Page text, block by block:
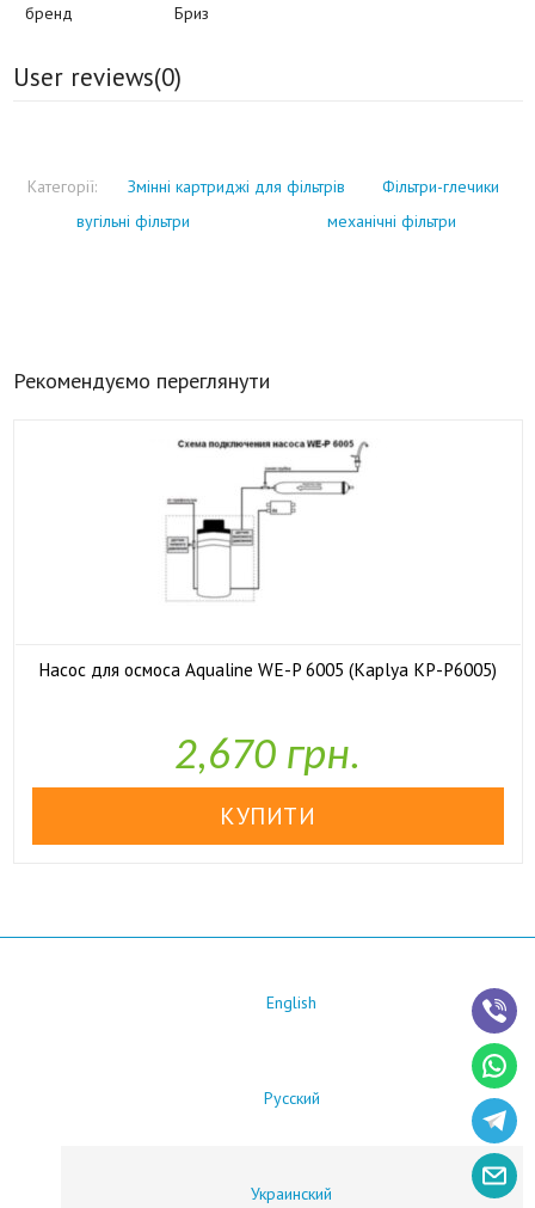
бренд
Бриз
User reviews(0)
Категорії: Змінні картриджі для фільтрів
Фільтри-глечики
вугільні фільтри
механічні фільтри
Рекомендуємо переглянути
Насос для осмоса Aqualine WE-P 6005 (Kaplya KP-P6005)
2,670 грн.
English
Русский
Украинский